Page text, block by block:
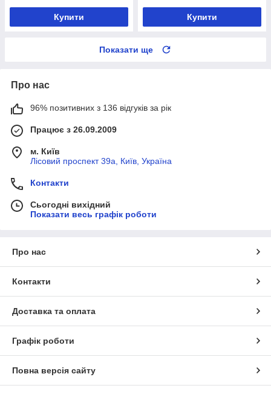
Купити Купити
Показати ще
Про нас
96% позитивних з 136 відгуків за рік
Працює з 26.09.2009
м. Київ
Лісовий проспект 39а, Київ, Україна
Контакти
Сьогодні вихідний
Показати весь графік роботи
Про нас
Контакти
Доставка та оплата
Графік роботи
Повна версія сайту